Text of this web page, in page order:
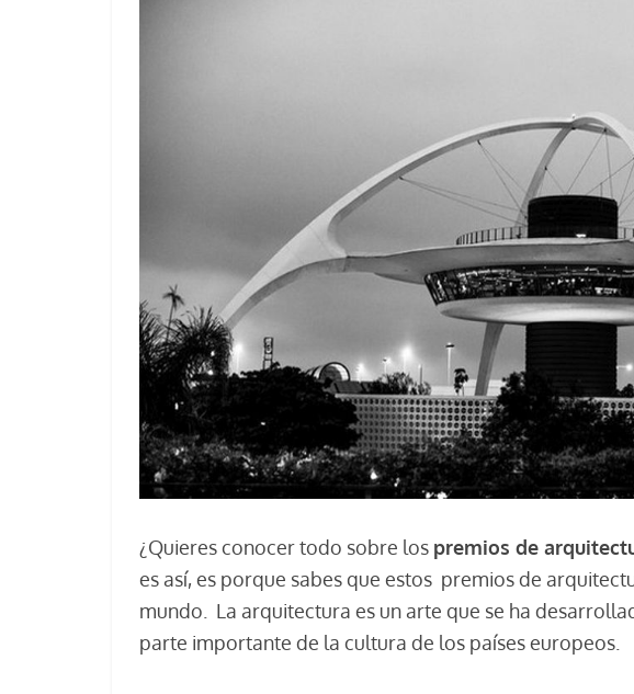
¿Quieres conocer todo sobre los premios de
es así, es porque sabes que estos premios de
mundo. La arquitectura es un arte que se ha
parte importante de la cultura de los países europeos.